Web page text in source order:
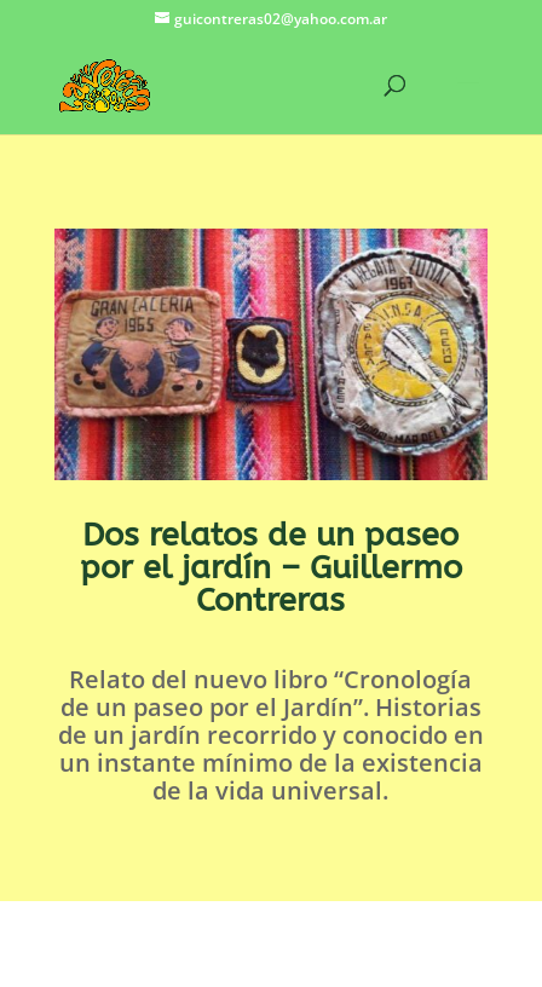
guicontreras02@yahoo.com.ar
Dos relatos de un paseo
por el jardín – Guillermo
Contreras
Relato del nuevo libro “Cronología
de un paseo por el Jardín”. Historias
de un jardín recorrido y conocido en
un instante mínimo de la existencia
de la vida universal.